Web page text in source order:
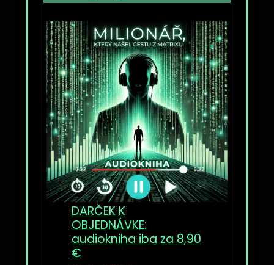
DARČEK K
OBJEDNÁVKE:
audiokniha iba za 8,90
€